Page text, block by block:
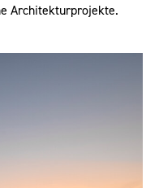
Architekturprojekte.